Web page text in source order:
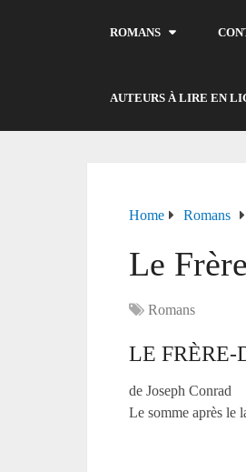
ROMANS
AUTEURS À LIRE EN
Home Romans
Le
Romans
LE FRÈRE-
de Joseph Conrad
Le somme après le